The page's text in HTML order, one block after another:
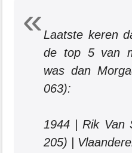
Laatste keren
de top 5 van
was dan
063):
1944 | Rik Van
205) |